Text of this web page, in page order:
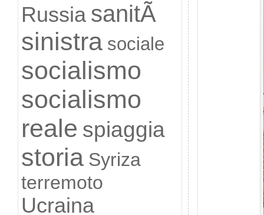
Russia sanitÃ
sinistra sociale
socialismo
socialismo
reale spiaggia
storia Syriza
terremoto
Ucraina